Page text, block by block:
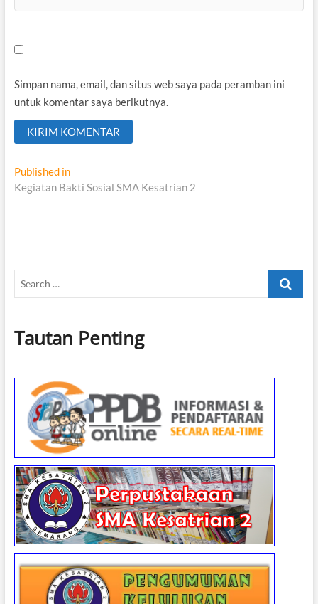
Simpan nama, email, dan situs web saya pada peramban ini
untuk komentar saya berikutnya.
Navigasi
pos
Published in
Kegiatan Bakti Sosial SMA Kesatrian 2
Search
Tautan Penting